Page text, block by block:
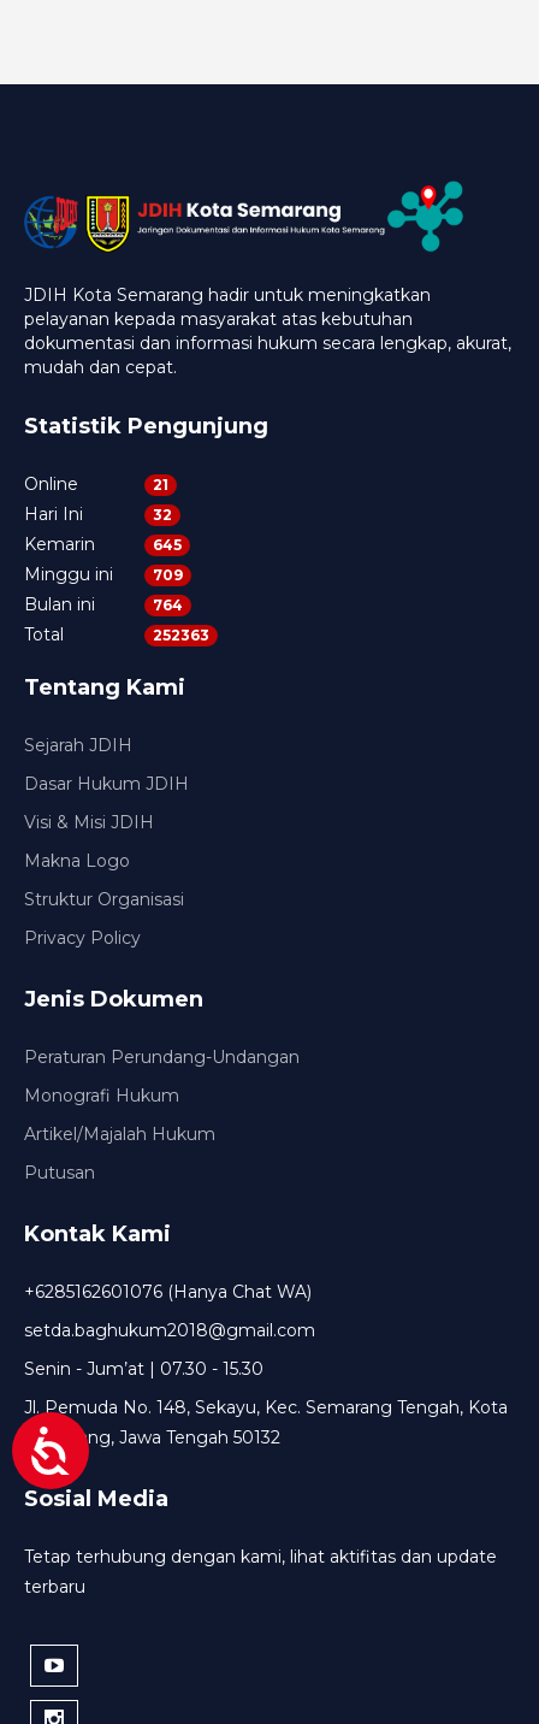
JDIH Kota Semarang hadir untuk meningkatkan
pelayanan kepada masyarakat atas kebutuhan
dokumentasi dan informasi hukum secara lengkap, akurat,
mudah dan cepat.
Statistik Pengunjung
Online 21
Hari Ini 32
Kemarin 645
Minggu ini 709
Bulan ini 764
Total 252363
Tentang Kami
Sejarah JDIH
Dasar Hukum JDIH
Visi & Misi JDIH
Makna Logo
Struktur Organisasi
Privacy Policy
Jenis Dokumen
Peraturan Perundang-Undangan
Monografi Hukum
Artikel/Majalah Hukum
Putusan
Kontak Kami
+6285162601076 (Hanya Chat WA)
setda.baghukum2018@gmail.com
Senin - Jum’at | 07.30 - 15.30
Jl. Pemuda No. 148, Sekayu, Kec. Semarang Tengah, Kota
Semarang, Jawa Tengah 50132
Sosial Media
Tetap terhubung dengan kami, lihat aktifitas dan update
terbaru